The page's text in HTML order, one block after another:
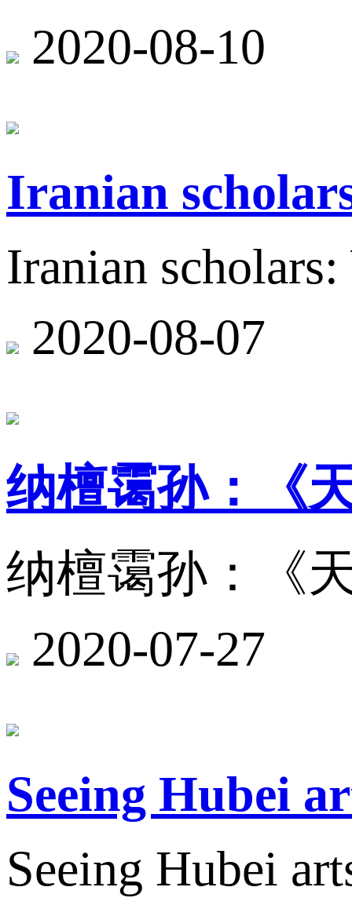
2020-08-10
Iranian
Iranian
2020-08-07
纳檀霭孙：《
纳檀霭孙：《
2020-07-27
Seeing Hubei
Seeing Hubei